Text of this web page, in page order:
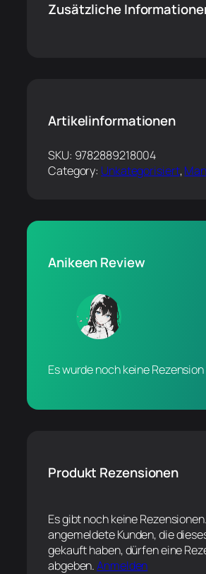
Zusätzliche
Artikelinformationen
SKU: 9782889218004
Category: Unkategorisiert,
Anikeen Review
Es wurde noch keine
Produkt Rezensionen
Es gibt noch keine
angemeldete Kunden, die
gekauft haben, dürfen eine
abgeben.Anmelden